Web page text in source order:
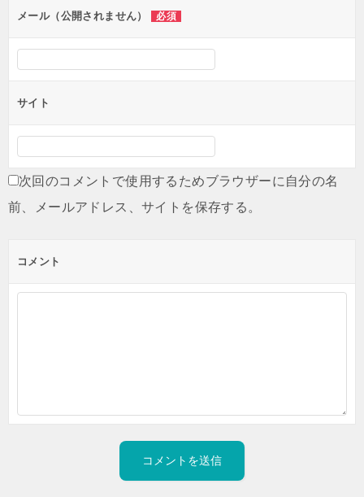
メール（公開されません） 必須
サイト
次回のコメントで使用するためブラウザーに自分の名
前、メールアドレス、サイトを保存する。
コメント